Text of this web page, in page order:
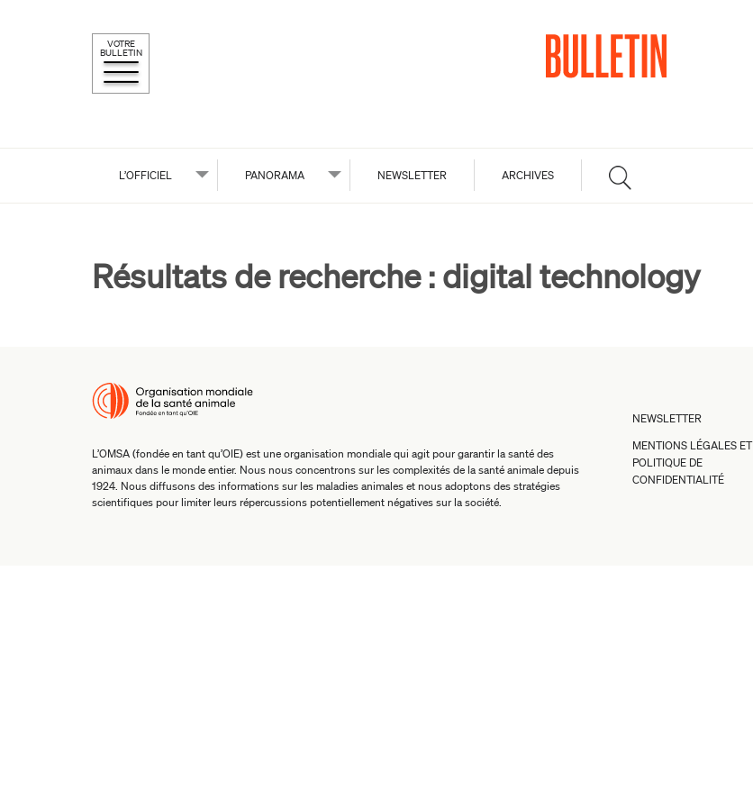
VOTRE
BULLETIN
L’OFFICIEL PANORAMA NEWSLETTER ARCHIVES
Résultats de recherche : digital technology
L’OMSA (fondée en tant qu’OIE) est une organisation mondiale qui agit pour garantir la santé des
animaux dans le monde entier. Nous nous concentrons sur les complexités de la santé animale depuis
1924. Nous diffusons des informations sur les maladies animales et nous adoptons des stratégies
scientifiques pour limiter leurs répercussions potentiellement négatives sur la société.
NEWSLETTER
MENTIONS LÉGALES ET
POLITIQUE DE
CONFIDENTIALITÉ